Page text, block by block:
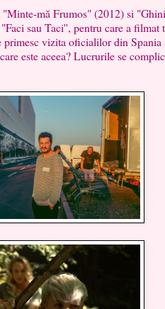
mă Frumos" (2012) si
sau Taci'', pentru care a
vizita oficialilor din
este aceea? Lucrurile se